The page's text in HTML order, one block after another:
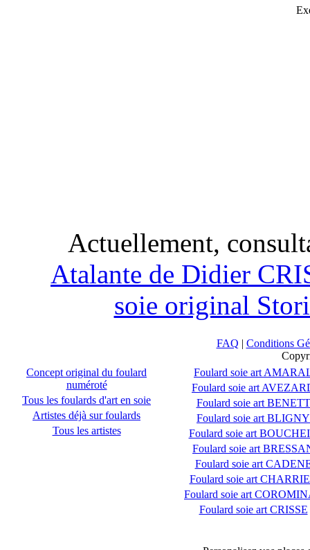
Actuellement,
Atalante de Didier
soie original
FAQ | Conditions
Concept original du foulard
numéroté
Tous les foulards d'art en soie
Artistes déjà sur foulards
Tous les artistes
Foulard soie art
Foulard soie art
Foulard soie art BENETT
Foulard soie art BLIGNY
Foulard soie art
Foulard soie art
Foulard soie art
Foulard soie art
Foulard soie art
Foulard soie art CRISSE